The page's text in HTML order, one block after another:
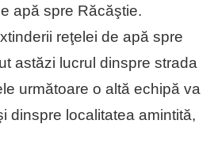
apă spre Răcăştie.
reţelei de apă spre
astăzi lucrul dinspre strada
următoare o altă echipă va
dinspre localitatea amintită,